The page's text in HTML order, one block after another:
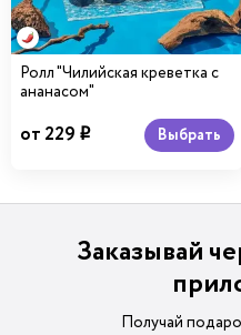
Ролл "Чилийская креветка с
ананасом"
от 229 i Выбрать
Заказывай
Получай